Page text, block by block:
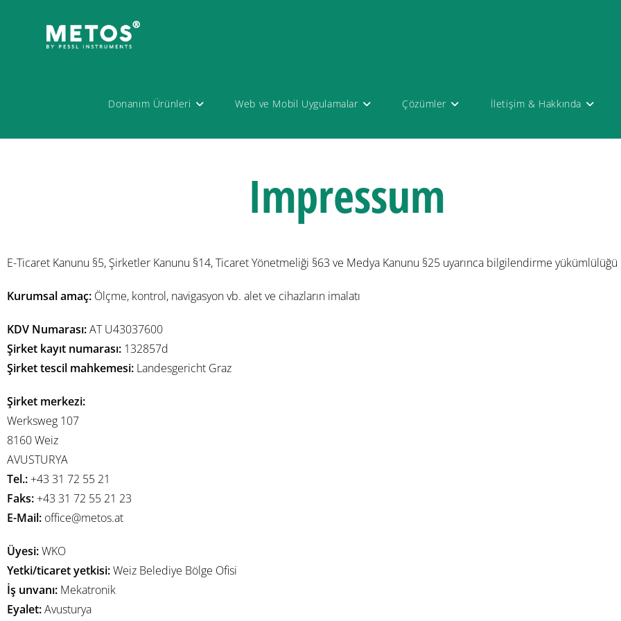
Donanım Ürünleri Web ve Mobil Uygulamalar Çözümler İletişim & Hakkında
Impressum
E-Ticaret Kanunu §5, Şirketler Kanunu §14, Ticaret Yönetmeliği §63 ve Medya Kanunu §25 uyarınca bilgilendirme yükümlülüğü
Kurumsal amaç: Ölçme, kontrol, navigasyon vb. alet ve cihazların imalatı
KDV Numarası:AT U43037600
Şirket kayıt numarası: 132857d
Şirket tescil mahkemesi: Landesgericht Graz
Şirket merkezi:
Werksweg 107
8160 Weiz
AVUSTURYA
Tel.:+43 31 72 55 21
Faks:+43 31 72 55 21 23
E-Mail: office@metos.at
Üyesi:WKO
Yetki/ticaret yetkisi:Weiz Belediye Bölge Ofisi
İş unvanı: Mekatronik
Eyalet:Avusturya